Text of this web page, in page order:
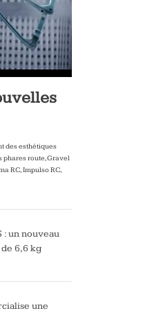
des esthétiques
phares route, Gravel
RC, Impulso RC,
: un nouveau
6,6 kg
une